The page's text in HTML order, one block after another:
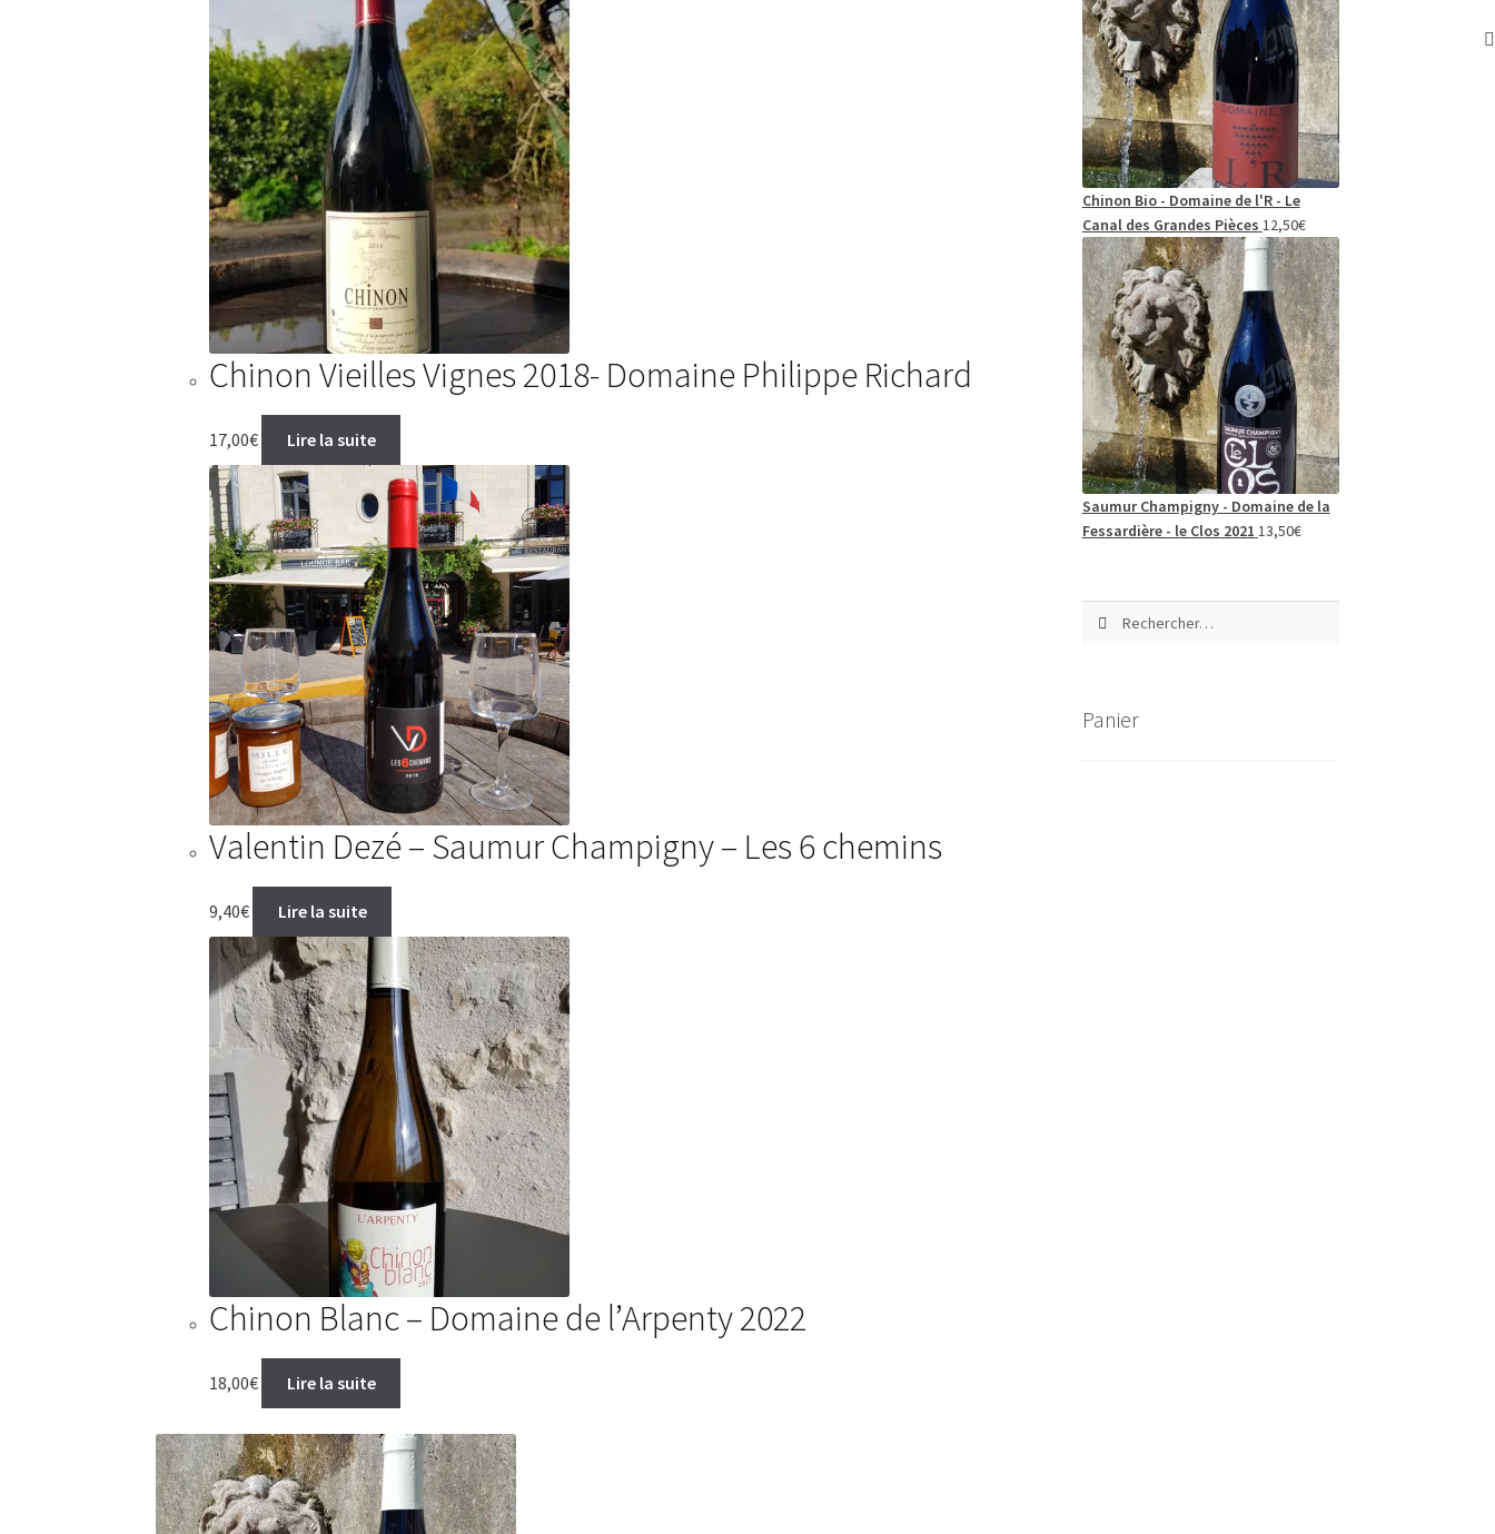
Chinon Vieilles Vignes 2018- Domaine Philippe Richard
17,00€ Lire la suite
Valentin Dezé – Saumur Champigny – Les 6 chemins
9,40€ Lire la suite
Chinon Blanc – Domaine de l’Arpenty 2022
18,00€ Lire la suite
Chinon Bio - Domaine de l'R - Le
Canal des Grandes Pièces 12,50€
Saumur Champigny - Domaine de la
Fessardière - le Clos 2021 13,50€
Panier